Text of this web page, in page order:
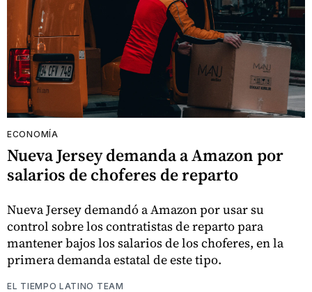
ECONOMÍA
Nueva Jersey demanda a Amazon por
salarios de choferes de reparto
Nueva Jersey demandó a Amazon por usar su
control sobre los contratistas de reparto para
mantener bajos los salarios de los choferes, en la
primera demanda estatal de este tipo.
EL TIEMPO LATINO TEAM